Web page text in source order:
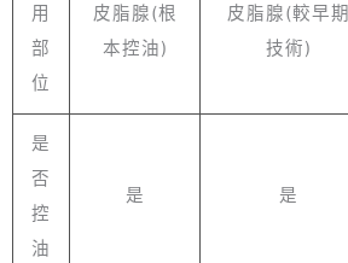
用
部
位
皮脂腺(根
本控油)
皮脂腺(較早期
技術)
是
否
控
油
是 是